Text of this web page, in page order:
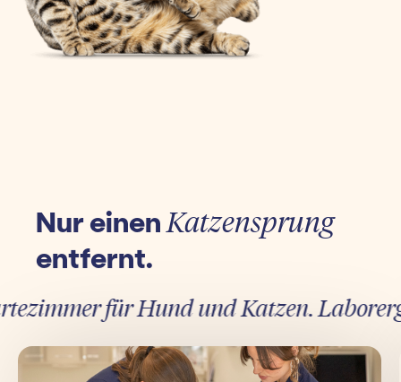
Nur einenKatzensprung
entfernt.
für Hund und Katzen.